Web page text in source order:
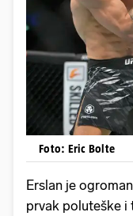
Foto: Eric Bolte
Erslan je
prvak poluteške i